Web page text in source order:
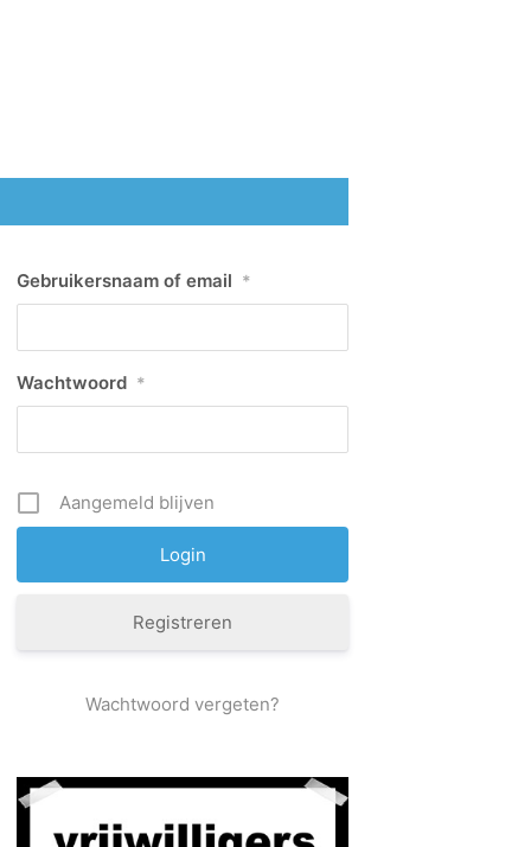
Gebruikersnaam of email *
Wachtwoord *
Aangemeld blijven
Registreren
Wachtwoord vergeten?